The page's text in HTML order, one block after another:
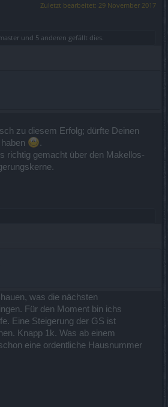
Zuletzt bearbeitet: 29 November 2017
und 5 anderen gefällt dies.
zu diesem Erfolg; dürfte Deinen
.
richtig gemacht über den Makellos-
was die nächsten
Für den Moment bin ichs
Eine Steigerung der GS ist
Knapp 1k. Was ab einem
eine ordentliche Hausnummer